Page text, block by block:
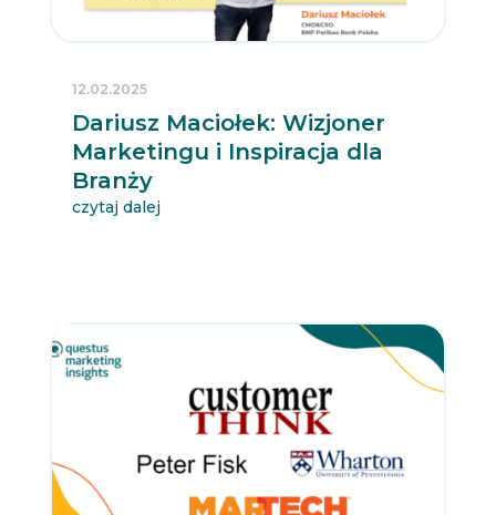
Dariusz Maciołek: Wizjoner
Marketingu i Inspiracja dla
Branży
12.02.2025
czytaj dalej